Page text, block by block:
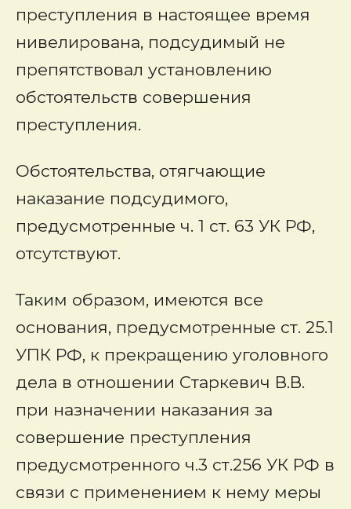
преступления в настоящее время
нивелирована, подсудимый не
препятствовал установлению
обстоятельств совершения
преступления.
Обстоятельства, отягчающие
наказание подсудимого,
предусмотренные ч. 1 ст. 63 УК РФ,
отсутствуют.
Таким образом, имеются все
основания, предусмотренные ст. 25.1
УПК РФ, к прекращению уголовного
дела в отношении Старкевич В.В.
при назначении наказания за
совершение преступления
предусмотренного ч.3 ст.256 УК РФ в
связи с применением к нему меры